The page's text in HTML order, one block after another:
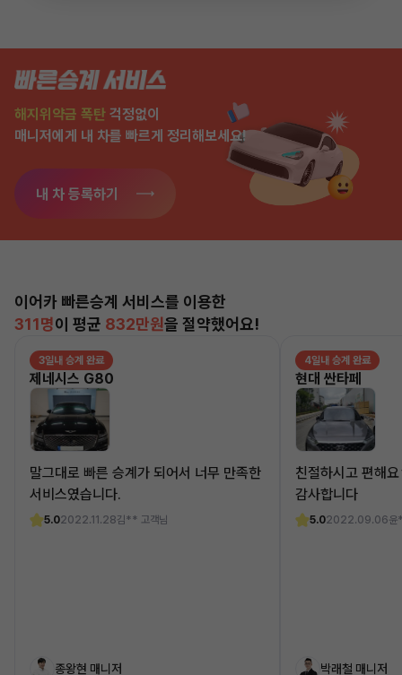
해지위약금 폭탄 걱정없이
매니저에게 내 차를 빠르게 정리해보세요!
내 차 등록하기
이어카 빠른승계 서비스를 이용한
311명이 평균 832만원을 절약했어요!
3일내 승계 완료
제네시스 G80
말그대로 빠른 승계가 되어서 너무 만족한
서비스였습니다.
5.02022.11.28김** 고객님
종왕현 매니저
4일내 승계 완료
현대 싼타페
친절하시고 편해
감사합니다
5.02022.09.06윤
박래철 매니저